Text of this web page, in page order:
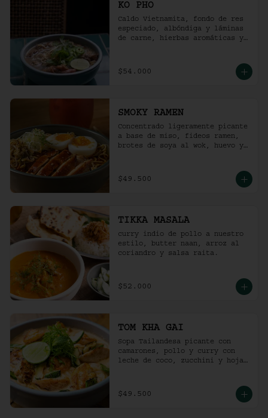
KO PHO
Caldo Vietnamita, fondo de res
especiado, albóndiga y láminas
de carne, hierbas aromáticas y
$54.000
SMOKY RAMEN
Concentrado ligeramente picante
a base de miso, fideos ramen,
brotes de soya al wok, huevo y
$49.500
TIKKA MASALA
curry indio de pollo a nuestro
estilo, butter naan, arroz al
coriandro y salsa raita.
$52.000
TOM KHA GAI
Sopa Tailandesa picante con
camarones, pollo y curry con
leche de coco, zucchini y hojas
$49.500